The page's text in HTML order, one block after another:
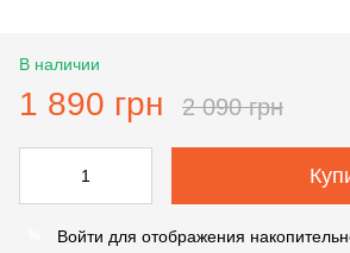
В наличии
1 890 грн 2 090 грн
Войти для отображения